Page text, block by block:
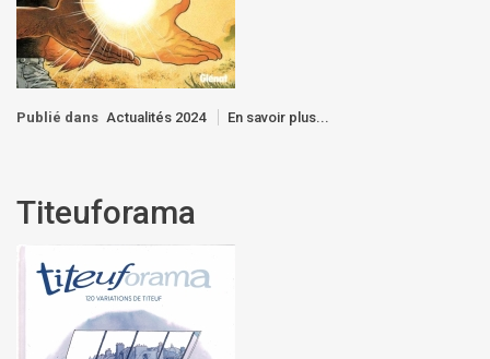
Publié dans Actualités 2024 En savoir plus...
Titeuforama